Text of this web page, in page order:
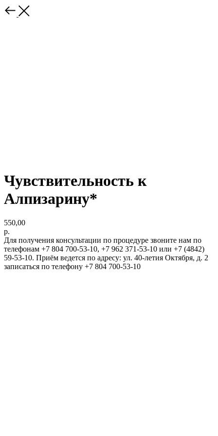
Чувствительность к
Алпизарину*
550,00
р.
Для получения консультации по процедуре звоните нам по
телефонам +7 804 700-53-10, +7 962 371-53-10 или +7 (4842)
59-53-10. Приём ведется по адресу: ул. 40-летия Октября, д. 2
записаться по телефону +7 804 700-53-10